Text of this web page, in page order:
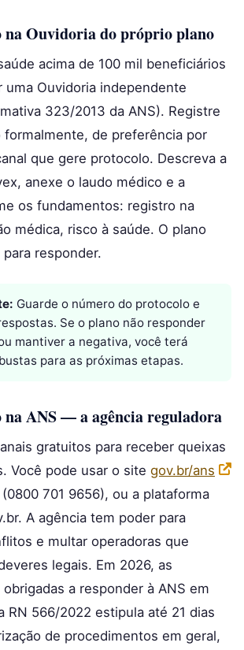
na Ouvidoria do próprio plano
acima de 100 mil beneficiários
uma Ouvidoria independente
323/2013 da ANS). Registre
formalmente, de preferência por
que gere protocolo. Descreva a
anexe o laudo médico e a
os fundamentos: registro na
médica, risco à saúde. O plano
responder.
Guarde o número do protocolo e
Se o plano não responder
mantiver a negativa, você terá
para as próximas etapas.
na ANS — a agência reguladora
gratuitos para receber queixas
Você pode usar o site gov.br/ans
701 9656), ou a plataforma
A agência tem poder para
e multar operadoras que
legais. Em 2026, as
a responder à ANS em
RN 566/2022 estipula até 21 dias
de procedimentos em geral,